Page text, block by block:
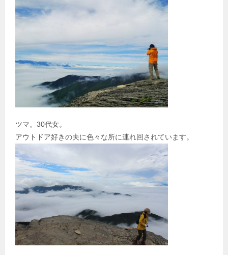
ツマ。30代女。
アウトドア好きの夫に色々な所に連れ回されています。